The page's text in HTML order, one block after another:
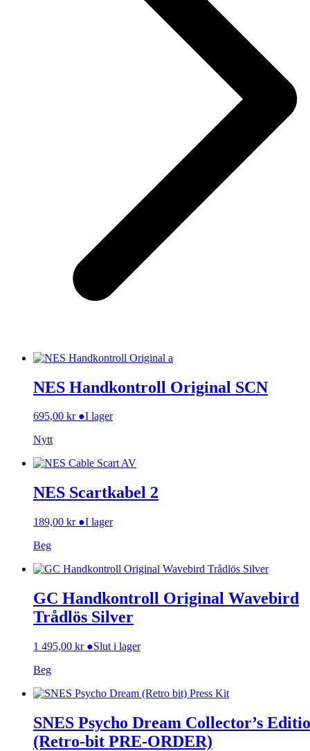
NES Handkontroll Original SCN
695,00 kr ●I lager
Nytt
NES Scartkabel 2
189,00 kr ●I lager
Beg
GC Handkontroll Original Wavebird
Trådlös Silver
1 495,00 kr ●Slut i lager
Beg
SNES Psycho Dream Collector’s
(Retro-bit PRE-ORDER)